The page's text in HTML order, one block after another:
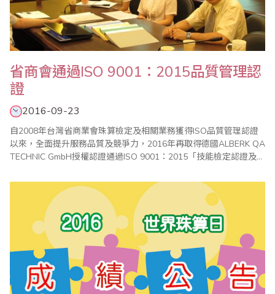
省商會通過ISO 9001：2015品質管理認
證
2016-09-23
自2008年台灣省商業會珠算檢定及相關業務獲得ISO品質管理認證
以來，全面提升服務品質及競爭力，2016年再取得德國ALBERK QA
TECHNIC GmbH授權認證通過ISO 9001：2015「技能檢定認證及證
ISO品質管制的精神，讓台灣、美國、加拿大、英國、澳洲、日本、
新加坡、馬來西亞、印尼、印度、香港、沙烏地阿拉伯以及..